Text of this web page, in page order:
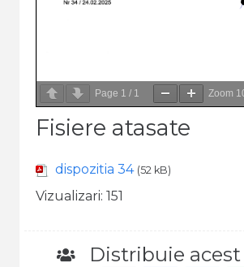
Page 1 / 1 Zoom
Fisiere atasate
dispozitia 34 (52 kB)
Vizualizari: 151
Distribuie